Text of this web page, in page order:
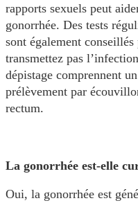
rapports sexuels peut
gonorrhée. Des tests
sont également conseillés
transmettez pas
dépistage comprennent
prélèvement par
rectum.
La gonorrhée est-elle
Oui, la gonorrhée est